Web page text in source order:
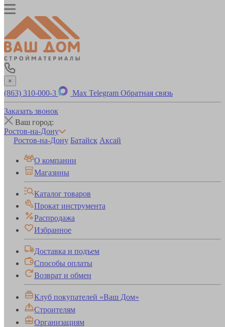
×
(863) 310-000-3 Max Telegram Обратная связь
Заказать звонок
Ваш город:
Ростов-на-Дону
Ростов-на-Дону Батайск Аксай
О компании
Магазины
Каталог товаров
Прокат инструмента
Распродажа
Избранное
Доставка и подъем
Способы оплаты
Возврат и обмен
Клуб покупателей «Ваш Дом»
Строителям
Организациям